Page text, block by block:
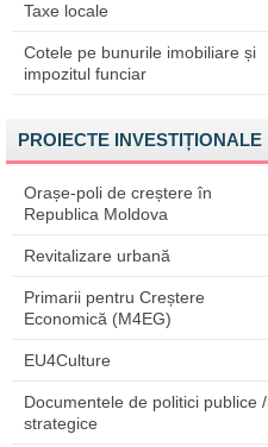
Taxe locale
Cotele pe bunurile imobiliare și
impozitul funciar
PROIECTE INVESTIȚIONALE
Orașe-poli de creștere în
Republica Moldova
Revitalizare urbană
Primarii pentru Creștere
Economică (M4EG)
EU4Culture
Documentele de politici publice /
strategice